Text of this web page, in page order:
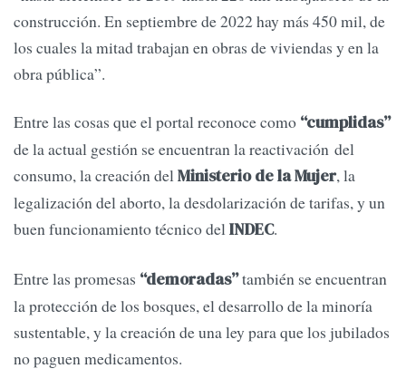
construcción. En septiembre de 2022 hay más 450 mil, de
los cuales la mitad trabajan en obras de viviendas y en la
obra pública”.
Entre las cosas que el portal reconoce como “cumplidas”
de la actual gestión se encuentran la reactivación del
consumo, la creación delMinisterio de la Mujer, la
legalización del aborto, la desdolarización de tarifas, y un
buen funcionamiento técnico delINDEC.
Entre las promesas “demoradas”también se encuentran
la protección de los bosques, el desarrollo de la minoría
sustentable, y la creación de una ley para que los jubilados
no paguen medicamentos.